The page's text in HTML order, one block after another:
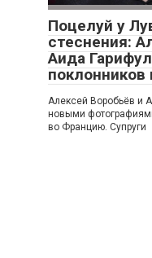
Поцелуй у
стеснения:
Аида
Алексей Воробьёв и
новыми
во Францию. Супруги